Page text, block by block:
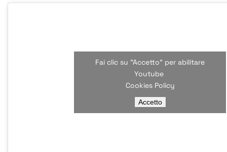
Fai clic su "Accetto" per abilitare
Youtube
Cookies Policy
Accetto